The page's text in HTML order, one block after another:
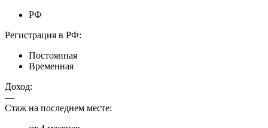
РФ
Регистрация в РФ:
Постоянная
Временная
Доход:
—
Стаж на последнем месте: